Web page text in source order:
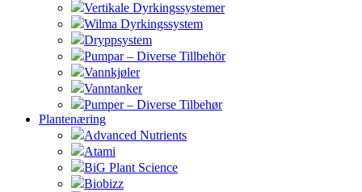
Vertikale Dyrkingssystemer
Wilma Dyrkingssystem
Dryppsystem
Pumpar – Diverse Tillbehör
Vannkjøler
Vanntanker
Pumper – Diverse Tilbehør
Plantenæring
Advanced Nutrients
Atami
BiG Plant Science
Biobizz